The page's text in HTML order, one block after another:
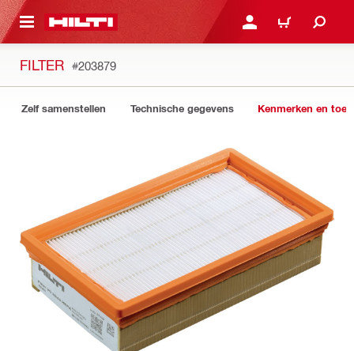
HOOFDINHOUD LOG IN OF REGISTREER
WINKELWAGEN
FILTER #203879
Zelf samenstellen Technische gegevens Kenmerken en